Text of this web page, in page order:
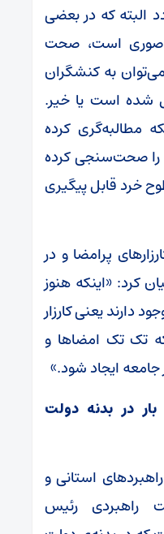
البته که در بعضی
صوری است، صحت
به کنشگران
شده است یا خیر.
مطالبه‌گری کرده
است جوابی گرفته و جواب را صحت‎‌سنجی کرده
خرد قابل پیگیری
پرامضا و در
کرد: «اینکه هنوز
دارند یعنی کارزار
تک تک امضاها و
جامعه ایجاد شود.»
در بدنه دولت
استانی و
راهبردی رئیس